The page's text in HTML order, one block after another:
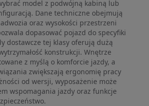
model z podwójną kabiną lub
Dane techniczne obejmują
oraz wysokości przestrzeni
dopasować pojazd do specyfiki
dostawcze tej klasy oferują dużą
konstrukcji. Wnętrze
z myślą o komforcie jazdy, a
zwiększają ergonomię pracy
od wersji, wyposażenie może
wspomagania jazdy oraz funkcje